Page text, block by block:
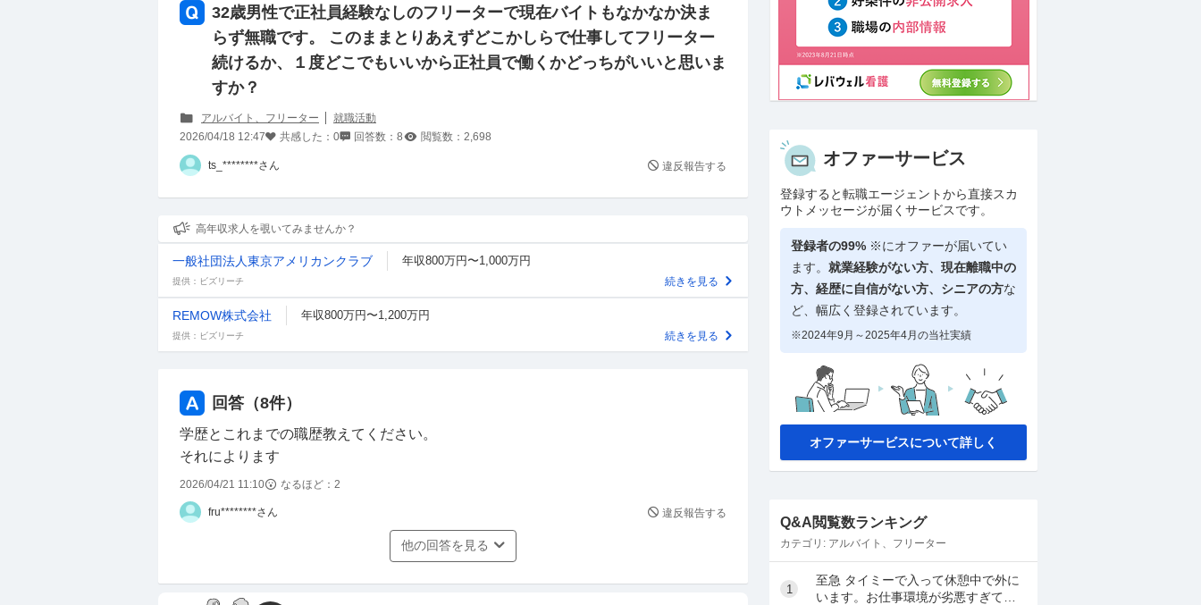
32歳男性で正社員経験なしのフリーターで現在バイトもなかなか決ま
らず無職です。 このままとりあえずどこかしらで仕事してフリーター
続けるか、１度どこでもいいから正社員で働くかどっちがいいと思いま
すか？
アルバイト、フリーター
就職活動
2026/04/18 12:47
共感した： 0 回答数： 8 閲覧数： 2,698
ts_********さん 違反報告する
高年収求人を覗いてみませんか？
一般社団法人東京アメリカンクラブ 年収800万円〜1,000万円
提供：ビズリーチ 続きを見る
REMOW株式会社 年収800万円〜1,200万円
提供：ビズリーチ 続きを見る
回答（8件）
学歴とこれまでの職歴教えてください。
それによります
2026/04/21 11:10 なるほど： 2
fru********さん 違反報告する
他の回答を見る
オファーサービス
登録すると転職エージェントから直接スカ
ウトメッセージが届くサービスです。
登録者の99% ※にオファーが届いてい
ます。 就業経験がない方、現在離職中の
方、 経歴に自信がない方、シニアの方な
ど、幅広く登録されています。
※2024年9月～2025年4月の当社実績
オファーサービスについて詳しく
Q&A閲覧数ランキング
カテゴリ: アルバイト、フリーター
1
至急 タイミーで入って休憩中で外に
います。お仕事環境が劣悪すぎて戻